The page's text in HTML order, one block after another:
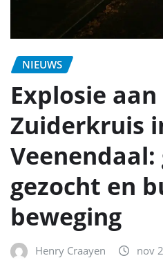
NIEUWS
Explosie aan
Zuiderkruis
gezocht en
beweging
Henry Craayen nov